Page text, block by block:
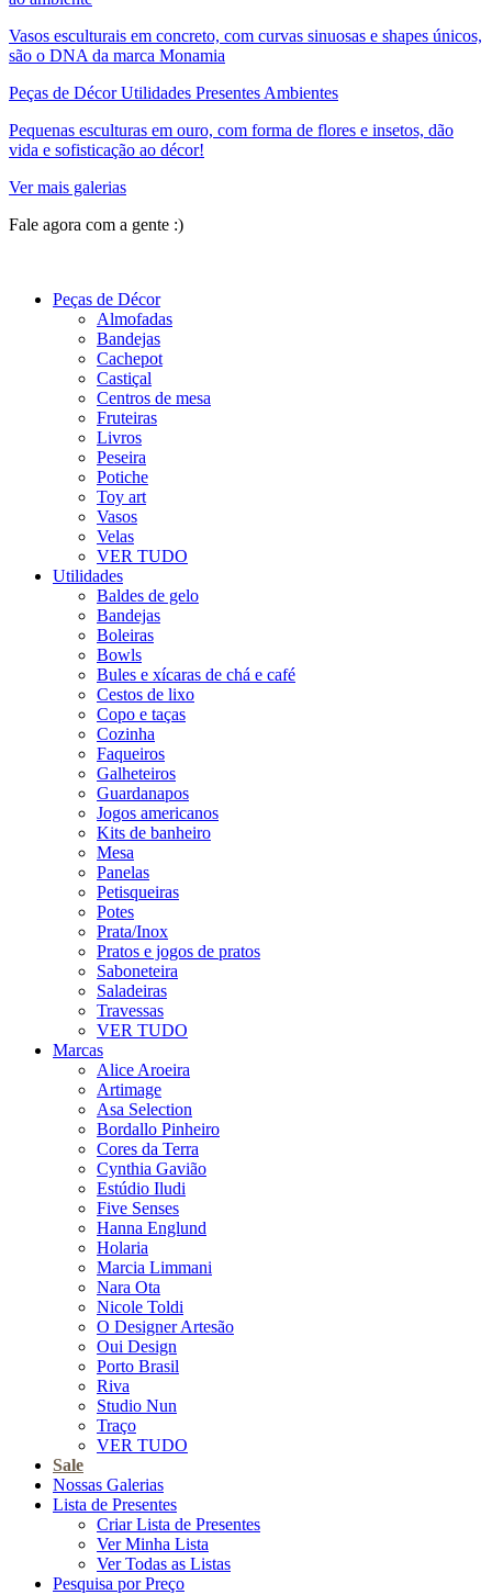
Vasos esculturais em concreto, com curvas sinuosas e shapes únicos,
são o DNA da marca Monamia
Peças de Décor Utilidades Presentes Ambientes
Pequenas esculturas em ouro, com forma de flores e insetos, dão
vida e sofisticação ao décor!
Ver mais galerias
Fale agora com a gente :)
Peças de Décor
Almofadas
Bandejas
Cachepot
Castiçal
Centros de mesa
Fruteiras
Livros
Peseira
Potiche
Toy art
Vasos
Velas
VER TUDO
Utilidades
Baldes de gelo
Bandejas
Boleiras
Bowls
Bules e xícaras de chá e café
Cestos de lixo
Copo e taças
Cozinha
Faqueiros
Galheteiros
Guardanapos
Jogos americanos
Kits de banheiro
Mesa
Panelas
Petisqueiras
Potes
Prata/Inox
Pratos e jogos de pratos
Saboneteira
Saladeiras
Travessas
VER TUDO
Marcas
Alice Aroeira
Artimage
Asa Selection
Bordallo Pinheiro
Cores da Terra
Cynthia Gavião
Estúdio Iludi
Five Senses
Hanna Englund
Holaria
Marcia Limmani
Nara Ota
Nicole Toldi
O Designer Artesão
Oui Design
Porto Brasil
Riva
Studio Nun
Traço
VER TUDO
Sale
Nossas Galerias
Lista de Presentes
Criar Lista de Presentes
Ver Minha Lista
Ver Todas as Listas
Pesquisa por Preço